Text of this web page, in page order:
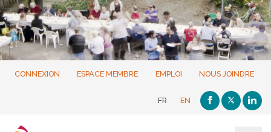
CONNEXION ESPACE MEMBRE EMPLOI NOUS JOINDRE
FR EN